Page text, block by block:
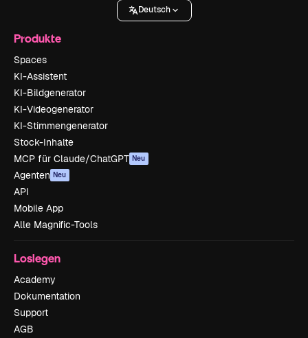
Deutsch
Produkte
Spaces
KI-Assistent
KI-Bildgenerator
KI-Videogenerator
KI-Stimmengenerator
Stock-Inhalte
MCP für Claude/ChatGPT Neu
Agenten Neu
API
Mobile App
Alle Magnific-Tools
Loslegen
Academy
Dokumentation
Support
AGB